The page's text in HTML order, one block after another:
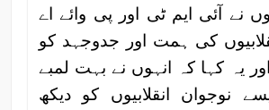
نے آئی ایم ٹی اور پی وائے اے
کی ہمت اور جدوجہد کو
یہ کہا کہ انہوں نے بہت لمبے
نوجوان انقلابیوں کو دیکھ